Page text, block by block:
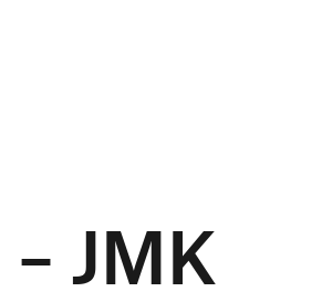
– JMK